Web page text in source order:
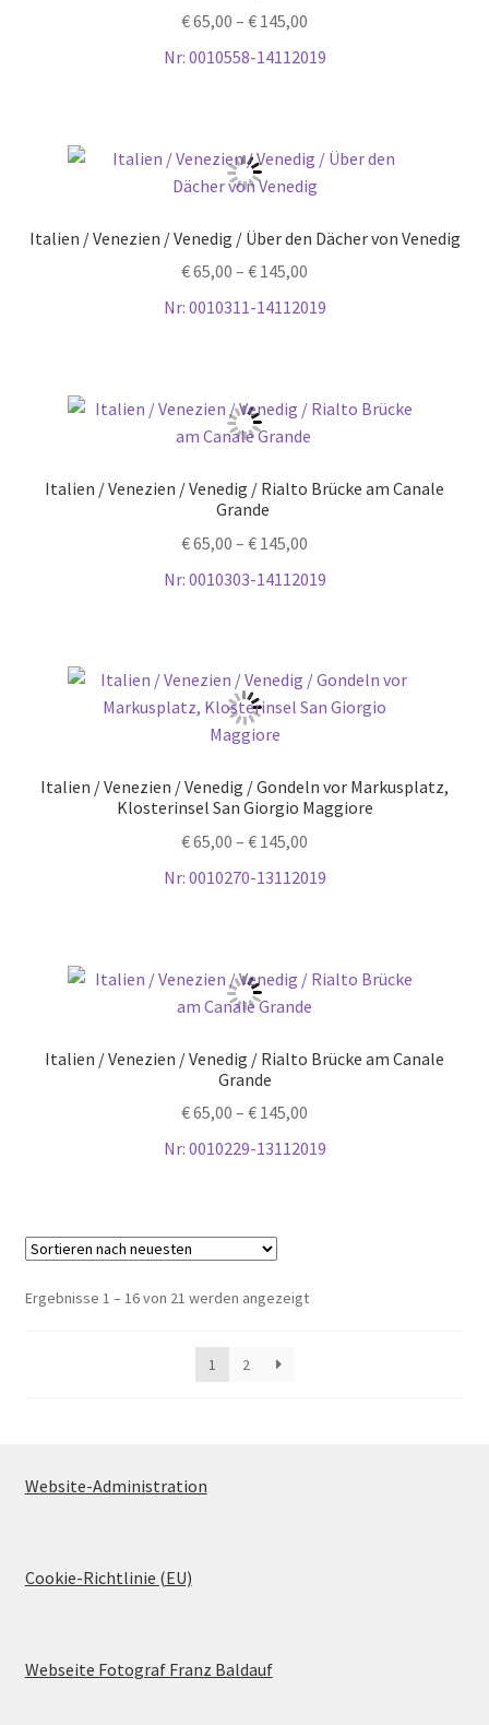
€65,00 – € 145,00
Nr: 0010558-14112019
Italien / Venezien / Venedig / Über den Dächer von Venedig
€65,00 – € 145,00
Nr: 0010311-14112019
Italien / Venezien / Venedig / Rialto Brücke am Canale
Grande
€65,00 – € 145,00
Nr: 0010303-14112019
Italien / Venezien / Venedig / Gondeln vor Markusplatz,
Klosterinsel San Giorgio Maggiore
€65,00 – € 145,00
Nr: 0010270-13112019
Italien / Venezien / Venedig / Rialto Brücke am Canale
Grande
€65,00 – € 145,00
Nr: 0010229-13112019
Ergebnisse 1 – 16 von 21 werden angezeigtNach
1
2
Website-Administration
Cookie-Richtlinie (EU)
Webseite Fotograf Franz Baldauf